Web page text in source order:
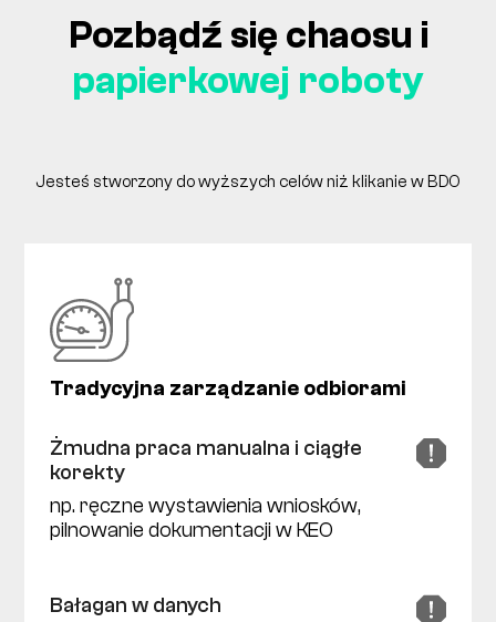
Pozbądź się chaosu i
papierkowej roboty
Jesteś stworzony do wyższych celów niż klikanie w BDO
Tradycyjna zarządzanie odbiorami
Żmudna praca manualna i ciągłe
korekty
np. ręczne wystawienia wniosków,
pilnowanie dokumentacji w KEO
Bałagan w danych